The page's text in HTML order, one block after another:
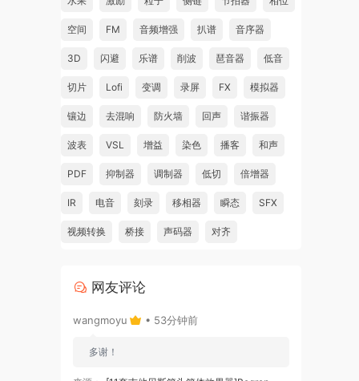
空间 FM 音频增强 扒谱 音序器
3D 闪避 乐谱 削波 琶音器 低音
切片 Lofi 变调 录屏 FX 模拟器
镶边 去混响 防火墙 回声 谐振器
波表 VSL 增益 染色 播客 和声
PDF 抑制器 调制器 低切 倍增器
IR 电音 刻录 移相器 瞬态 SFX
视频转换 桥接 声码器 对齐
网友评论
wangmoyu • 53分钟前
多谢！